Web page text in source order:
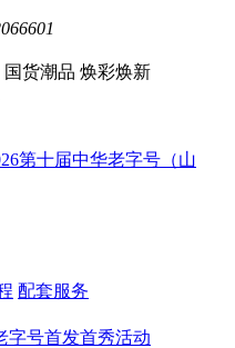
国货潮品 焕彩焕新
配套服务
字号首发首秀活动